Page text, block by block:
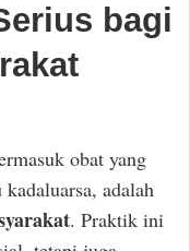
bagi
obat yang
adalah
. Praktik ini